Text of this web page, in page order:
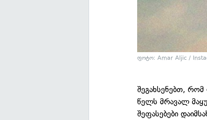
ფოტო: Amar Aljic /
შეგახსენებთ,
წელს მრავალ
შეფასებები